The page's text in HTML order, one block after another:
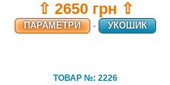
⇧ 2650 грн ⇧
ПАРАМЕТРИ - УКОШИК
ТОВАР №: 2226